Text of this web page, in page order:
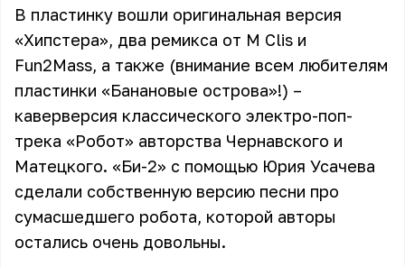
В пластинку вошли оригинальная версия
«Хипстера», два ремикса от M Clis и
Fun2Mass, а также (внимание всем любителям
пластинки «Банановые острова»!) –
каверверсия классического электро-поп-
трека «Робот» авторства Чернавского и
Матецкого. «Би-2» с помощью Юрия Усачева
сделали собственную версию песни про
сумасшедшего робота, которой авторы
остались очень довольны.